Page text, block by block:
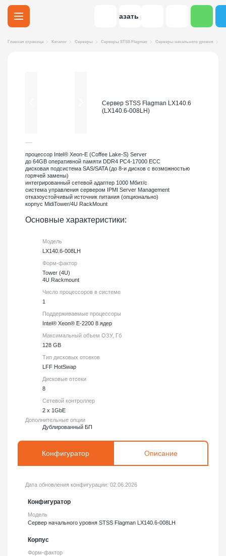
Заказать звонок
Главная страница Каталог Серверы Серверы STSS Flagman Серверы начального уровня
Сервер STSS Flagman LX140.6
(LX140.6-008LH)
процессор Intel® Xeon-E (Coffee Lake-S) Server
до 64GB оперативной памяти DDR4 PC4-17000 ECC
дисковая подсистема SAS/SATA (до 8-и дисков с возможностью
горячей замены)
интегрированный сетевой адаптер 1000 Мбит/с
система управления сервером IPMI Server Management
отказоустойчивый источник питания (опционально)
корпус MidiTower/4U RackMount
Конфигуратор Описание
Дата обновления конфигурации: 02.06.2026
Конфигуратор
Модель
Сервер начального уровня STSS Flagman LX140.6-008LH
Корпус
Форм-фактор
Основные характеристики:
Модель
LX140.6-008LH
Форм-фактор
Tower (4U)
4U Rackmount
Число процессоров в системе
1
Поддерживаемые процессоры
Intel® Xeon® E-2200 8 ядер
Максимальный объем ОЗУ, Гб
128 GB
Тип дисковых отсеков
LFF HotSwap
Дисковые отсеки
8
Сетевой контроллер
2 x 1GbE
Дополнительные опции
Дублированный БП